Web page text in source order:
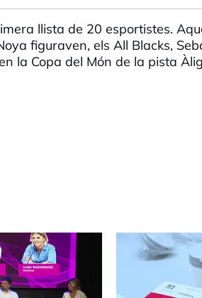
llista de 20 esportistes.
figuraven, els All Blacks,
la Copa del Món de la pista